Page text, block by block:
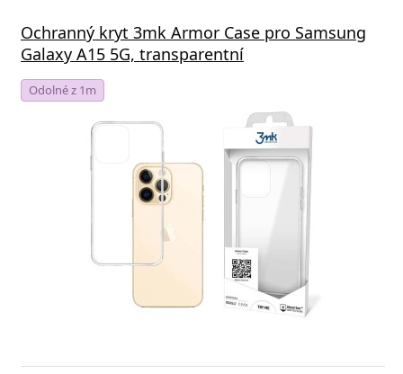
Ochranný kryt 3mk Armor Case pro Samsung
Galaxy A15 5G, transparentní
Odolné z 1m